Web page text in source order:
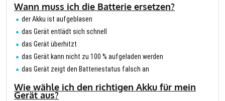
Wann muss ich die Batterie ersetzen?
der Akku ist aufgeblasen
das Gerät entlädt sich schnell
das Gerät überhitzt
das Gerät kann nicht zu 100 % aufgeladen werden
das Gerät zeigt den Batteriestatus falsch an
Wie wähle ich den richtigen Akku für mein
Gerät aus?